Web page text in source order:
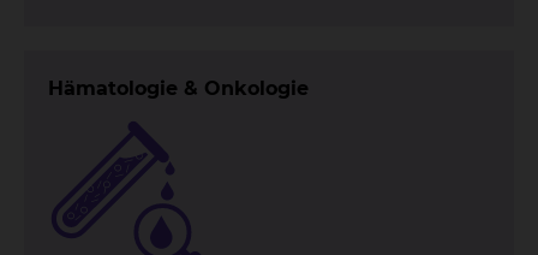
Hämatologie & Onkologie